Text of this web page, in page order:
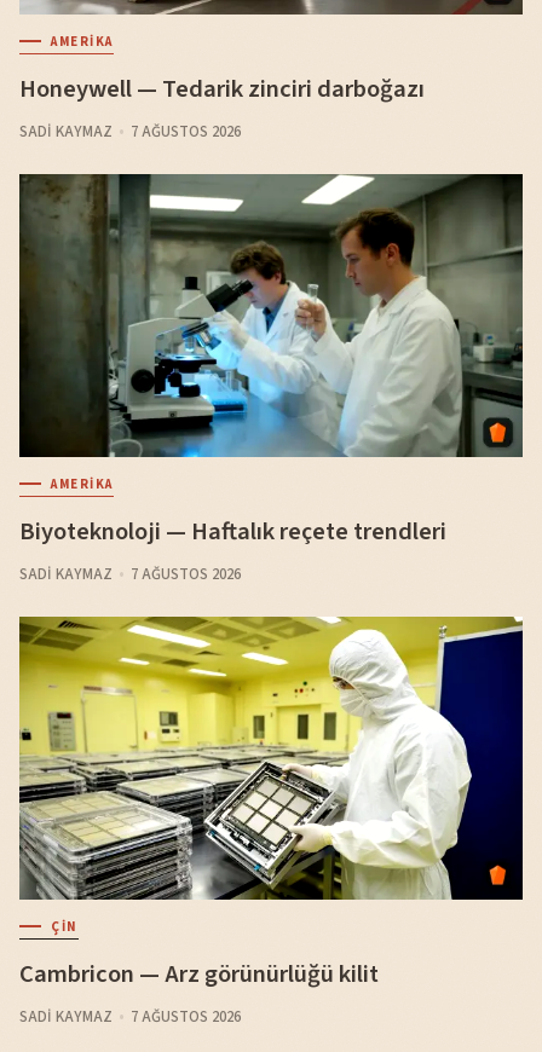
AMERIKA
Honeywell — Tedarik zinciri darboğazı
SADI KAYMAZ 7 AĞUSTOS 2026
AMERIKA
Biyoteknoloji — Haftalık reçete trendleri
SADI KAYMAZ 7 AĞUSTOS 2026
ÇIN
Cambricon — Arz görünürlüğü kilit
SADI KAYMAZ 7 AĞUSTOS 2026